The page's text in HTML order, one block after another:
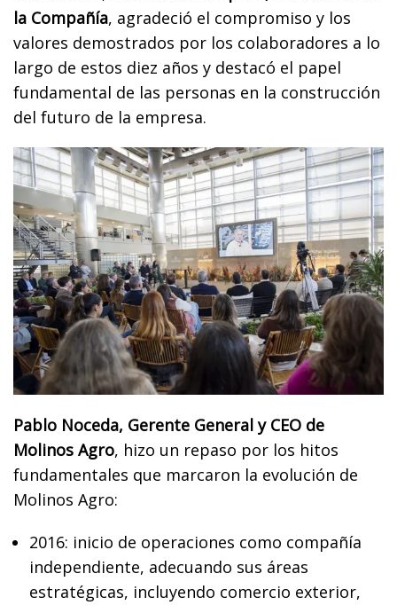
la Compañía, agradeció el compromiso y los
valores demostrados por los colaboradores a lo
largo de estos diez años y destacó el papel
fundamental de las personas en la construcción
del futuro de la empresa.
Pablo Noceda, Gerente General y CEO de
Molinos Agro, hizo un repaso por los hitos
fundamentales que marcaron la evolución de
Molinos Agro:
2016: inicio de operaciones como compañía
independiente, adecuando sus áreas
estratégicas, incluyendo comercio exterior,